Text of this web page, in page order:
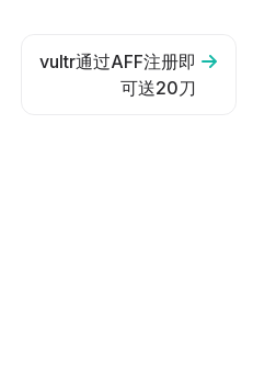
vultr通过AFF注册即
可送20刀